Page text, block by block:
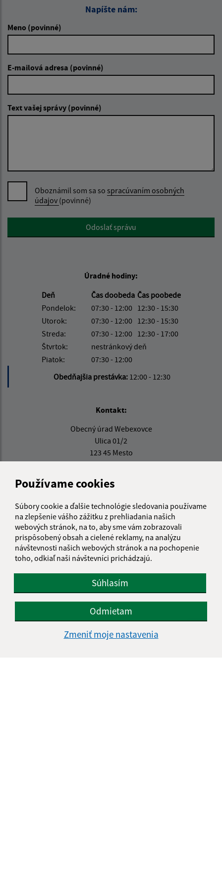
Používame cookies
Súbory cookie a ďalšie technológie sledovania používame
na zlepšenie vášho zážitku z prehliadania našich
webových stránok, na to, aby sme vám zobrazovali
prispôsobený obsah a cielené reklamy, na analýzu
návštevnosti našich webových stránok a na pochopenie
toho, odkiaľ naši návštevníci prichádzajú.
Súhlasím
Odmietam
Zmeniť moje nastavenia
Napíšte nám:
Meno (povinné)
E-mailová adresa (povinné)
Text vašej správy (povinné)
Oboznámil som sa so spracúvaním osobných
údajov (povinné)
Google reCaptcha ResponseOdoslať správu
Úradné hodiny:
Deň
Čas doobeda Čas poobede
Pondelok:
07:30 - 12:00 12:30 - 15:30
Utorok:
07:30 - 12:00 12:30 - 15:30
Streda:
07:30 - 12:00 12:30 - 17:00
Štvrtok:
nestránkový deň
Piatok:
07:30 - 12:00
Obedňajšia prestávka: 12:00 - 12:30
Kontakt:
Obecný úrad Webexovce
Ulica 01/2
123 45 Mesto
+421 123 456 789
IČO: 12345678